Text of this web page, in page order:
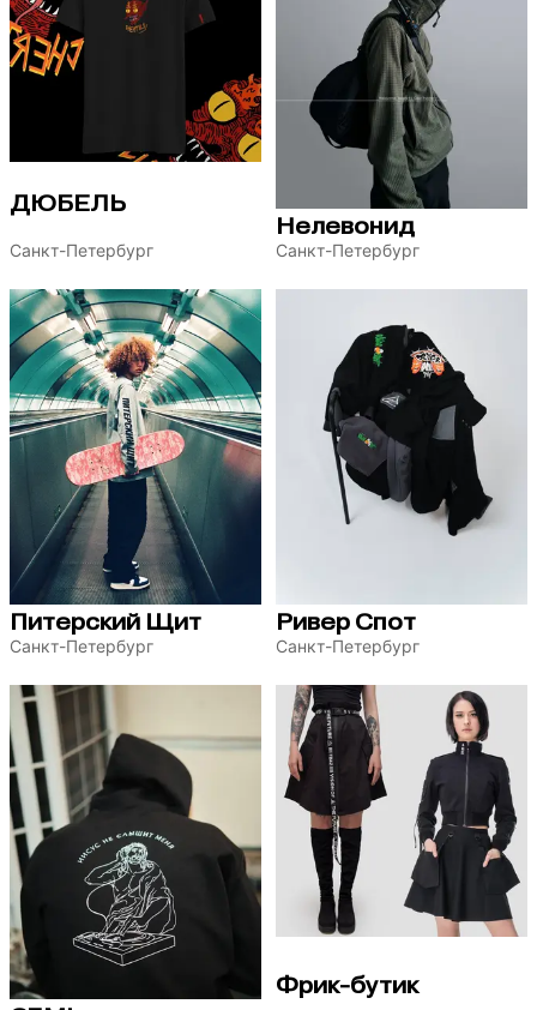
ДЮБЕЛЬ
Санкт-Петербург
Нелевонид
Санкт-Петербург
Питерский Щит
Санкт-Петербург
Ривер Спот
Санкт-Петербург
Фрик-бутик